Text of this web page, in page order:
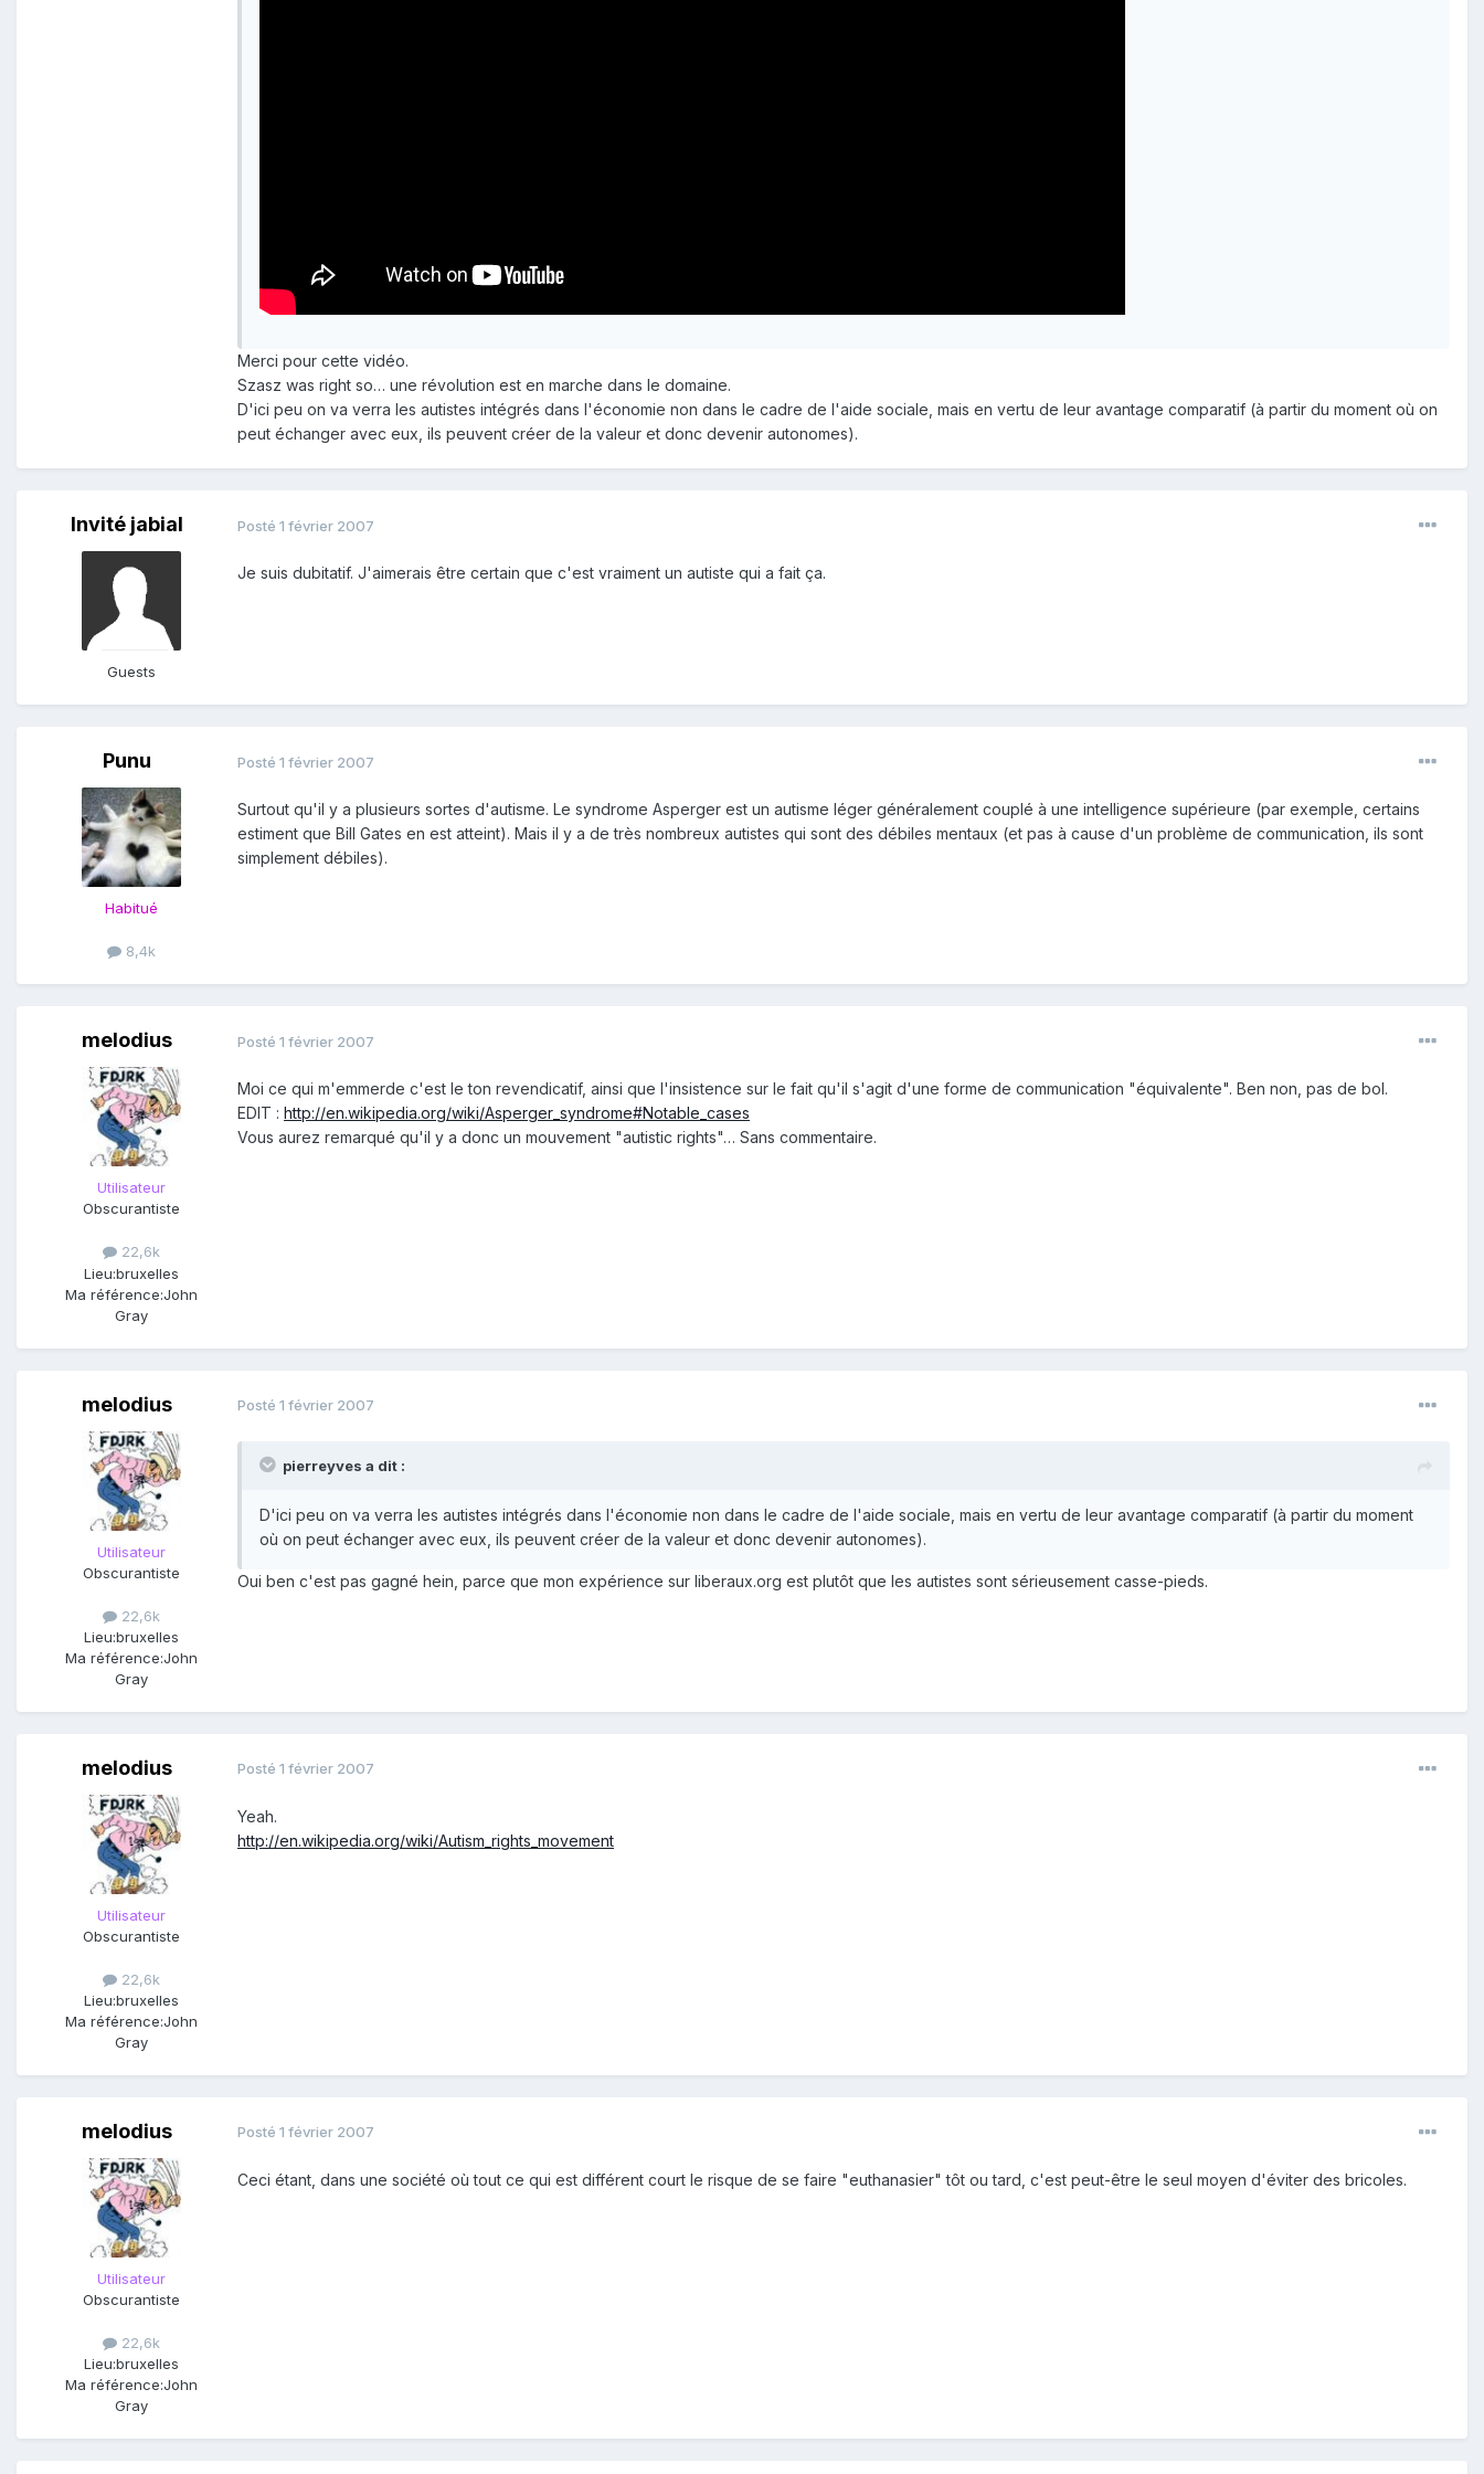
Merci pour cette vidéo.
Szasz was right so… une révolution est en marche dans le domaine.
D'ici peu on va verra les autistes intégrés dans l'économie non dans le cadre de l'aide sociale, mais en vertu de leur avantage comparatif (à partir du moment où on
peut échanger avec eux, ils peuvent créer de la valeur et donc devenir autonomes).
Invité jabial
Guests
Posté 1 février 2007
Je suis dubitatif. J'aimerais être certain que c'est vraiment un autiste qui a fait ça.
Punu
Habitué
8,4k
Posté 1 février 2007
Surtout qu'il y a plusieurs sortes d'autisme. Le syndrome Asperger est un autisme léger généralement couplé à une intelligence supérieure (par exemple, certains
estiment que Bill Gates en est atteint). Mais il y a de très nombreux autistes qui sont des débiles mentaux (et pas à cause d'un problème de communication, ils sont
simplement débiles).
melodius
Utilisateur
Obscurantiste
22,6k
Lieu:bruxelles
Ma référence:John
Gray
Posté 1 février 2007
Moi ce qui m'emmerde c'est le ton revendicatif, ainsi que l'insistence sur le fait qu'il s'agit d'une forme de communication "équivalente". Ben non, pas de bol.
EDIT : http://en.wikipedia.org/wiki/Asperger_syndrome#Notable_cases
Vous aurez remarqué qu'il y a donc un mouvement "autistic rights"… Sans commentaire.
melodius
Utilisateur
Obscurantiste
22,6k
Lieu:bruxelles
Ma référence:John
Gray
Posté 1 février 2007
pierreyves a dit :
D'ici peu on va verra les autistes intégrés dans l'économie non dans le cadre de l'aide sociale, mais en vertu de leur avantage comparatif (à partir du moment
où on peut échanger avec eux, ils peuvent créer de la valeur et donc devenir autonomes).
Oui ben c'est pas gagné hein, parce que mon expérience sur liberaux.org est plutôt que les autistes sont sérieusement casse-pieds.
melodius
Utilisateur
Obscurantiste
22,6k
Lieu:bruxelles
Ma référence:John
Gray
Posté 1 février 2007
Yeah.
http://en.wikipedia.org/wiki/Autism_rights_movement
melodius
Utilisateur
Obscurantiste
22,6k
Lieu:bruxelles
Ma référence:John
Gray
Posté 1 février 2007
Ceci étant, dans une société où tout ce qui est différent court le risque de se faire "euthanasier" tôt ou tard, c'est peut-être le seul moyen d'éviter des bricoles.